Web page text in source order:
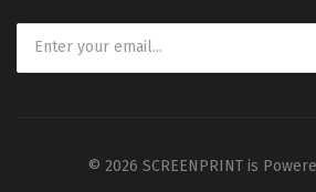
© 2026 SCREENPRINT is